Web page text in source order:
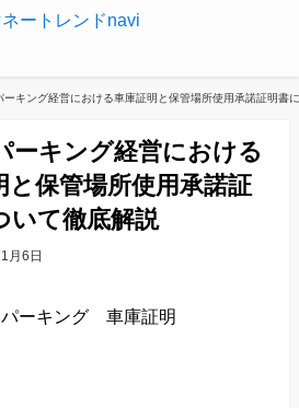
ーキング経営における車庫証明と保管場所使用承諾証明書
ーキング経営における
と保管場所使用承諾証
いて徹底解説
月6日